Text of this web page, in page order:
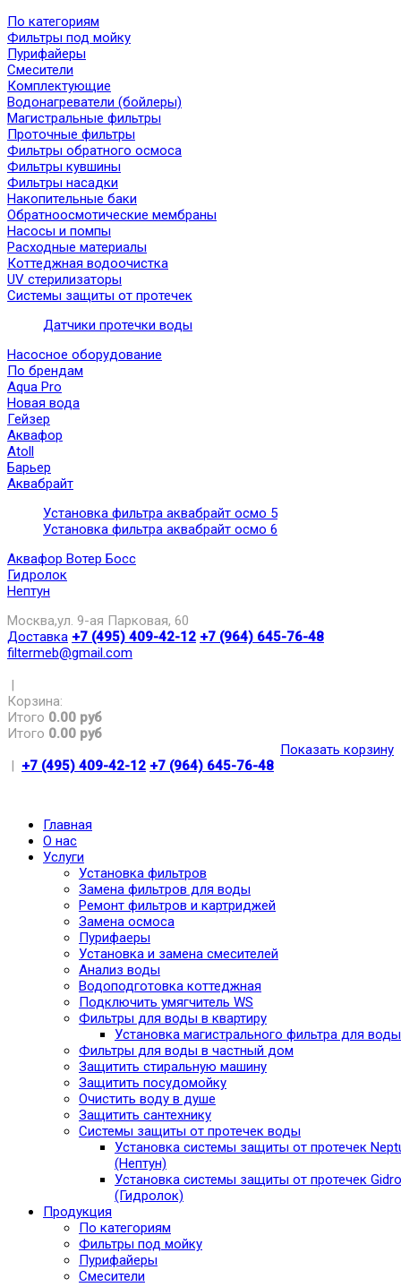
По категориям
Фильтры под мойку
Пурифайеры
Смесители
Комплектующие
Водонагреватели (бойлеры)
Магистральные фильтры
Проточные фильтры
Фильтры обратного осмоса
Фильтры кувшины
Фильтры насадки
Накопительные баки
Обратноосмотические мембраны
Насосы и помпы
Расходные материалы
Коттеджная водоочистка
UV стерилизаторы
Системы защиты от протечек
Датчики протечки воды
Насосное оборудование
По брендам
Aqua Pro
Новая вода
Гейзер
Аквафор
Atoll
Барьер
Аквабрайт
Установка фильтра аквабрайт осмо 5
Установка фильтра аквабрайт осмо 6
Аквафор Вотер Босс
Гидролок
Нептун
Москва,ул. 9-ая Парковая, 60
Доставка +7 (495) 409-42-12 +7 (964) 645-76-48
filtermeb@gmail.com
|
Корзина:
Итого 0.00 руб
Итого 0.00 руб
Показать корзину
| +7 (495) 409-42-12 +7 (964) 645-76-48
Главная
О нас
Услуги
Установка фильтров
Замена фильтров для воды
Ремонт фильтров и картриджей
Замена осмоса
Пурифаеры
Установка и замена смесителей
Анализ воды
Водоподготовка коттеджная
Подключить умягчитель WS
Фильтры для воды в квартиру
Установка магистрального фильтра для воды
Фильтры для воды в частный дом
Защитить стиральную машину
Защитить посудомойку
Очистить воду в душе
Защитить сантехнику
Системы защиты от протечек воды
Установка системы защиты от протечек
(Нептун)
Установка системы защиты от протечек
(Гидролок)
Продукция
По категориям
Фильтры под мойку
Пурифайеры
Смесители